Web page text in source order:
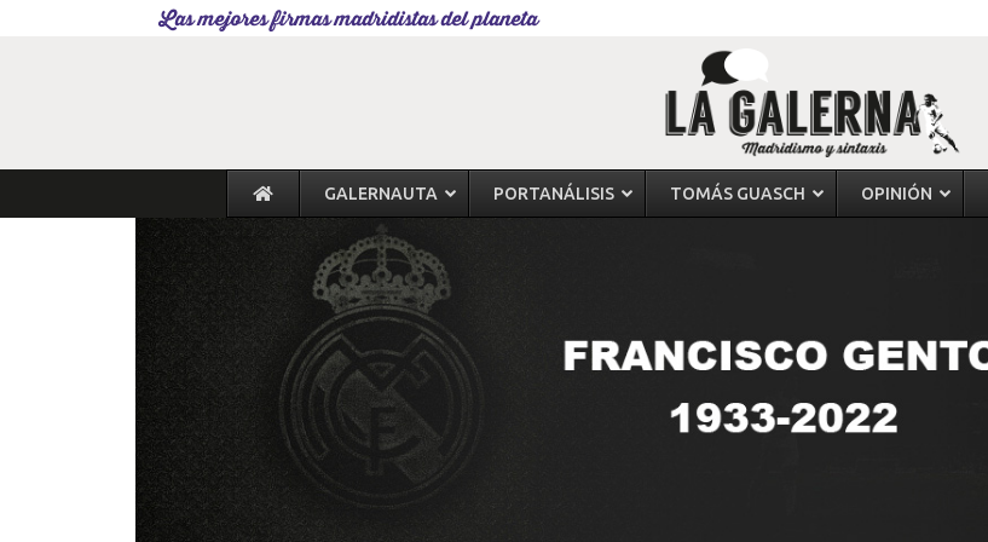
Las mejores firmas madridistas del planeta
GALERNAUTA PORTANÁLISIS TOMÁS GUASCH OPINIÓN